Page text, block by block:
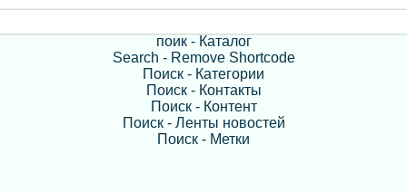
поик - Каталог
Search - Remove Shortcode
Поиск - Категории
Поиск - Контакты
Поиск - Контент
Поиск - Ленты новостей
Поиск - Метки